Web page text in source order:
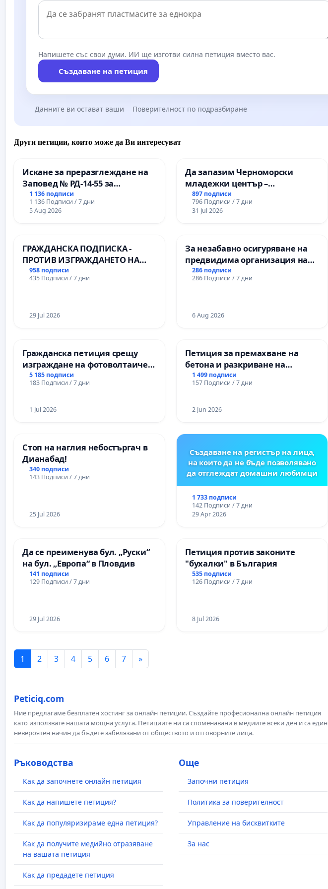
Напишете със свои думи. ИИ ще изготви силна петиция вместо вас.
Създаване на петиция
Данните ви остават ваши Поверителност по подразбиране
Други петиции, които може да Ви интересуват
Искане за преразглеждане на
Заповед № РД-14-55 за
вливането на
Професионалната гимназия по
промишлени технологии в
Пазарджик
1 136 подписи
1 136 Подписи / 7 дни
5 Aug 2026
Да запазим Черноморски
младежки център –
пространство за младите на
Варна
897 подписи
796 Подписи / 7 дни
31 Jul 2026
ГРАЖДАНСКА ПОДПИСКА -
ПРОТИВ ИЗГРАЖДАНЕТО НА
ВЪЖЕНА ЛИНИЯ (ЛИФТ) НА
ТЕРИТОРИЯТА НА ПРИРОДНА
(БУНАРДЖИК)
958 подписи
435 Подписи / 7 дни
29 Jul 2026
За незабавно осигуряване на
предвидима организация на
учебния процес и гарантиране
на правото на равнопоставено
Александър I“ и Хуманитарна
286 подписи
286 Подписи / 7 дни
6 Aug 2026
Гражданска петиция срещу
изграждане на фотоволтаичен
парк в с.Прибой, общ. Радомир
5 185 подписи
183 Подписи / 7 дни
1 Jul 2026
Петиция за премахване на
бетона и разкриване на
античното сърце на
Могиланската могила във
1 499 подписи
157 Подписи / 7 дни
2 Jun 2026
Стоп на наглия небостъргач в
Дианабад!
340 подписи
143 Подписи / 7 дни
25 Jul 2026
Създаване на регистър на лица,
на които да не бъде позволявано
да отглеждат домашни любимци
1 733 подписи
142 Подписи / 7 дни
29 Apr 2026
Да се преименува бул. „Руски“
на бул. „Европа“ в Пловдив
141 подписи
129 Подписи / 7 дни
29 Jul 2026
Петиция против законите
"бухалки" в България
535 подписи
126 Подписи / 7 дни
8 Jul 2026
1 2 3 4 5 6 7 »
Peticiq.com
Ние предлагаме безплатен хостинг за онлайн петиции. Създайте професионална онлайн петиция
като използвате нашата мощна услуга. Петициите ни са споменавани в медиите всеки ден и са един
невероятен начин да бъдете забелязани от обществото и отговорните лица.
Ръководства
Как да започнете онлайн петиция
Как да напишете петиция?
Как да популяризираме една петиция?
Как да получите медийно отразяване
на вашата петиция
Как да предадете петиция
Още
Започни петиция
Политика за поверителност
Управление на бисквитките
За нас